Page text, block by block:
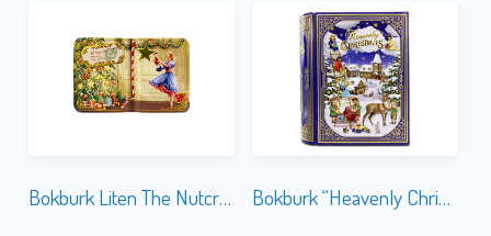
Bokburk Liten The Nutcracker Bokburk “Heavenly Christmas”